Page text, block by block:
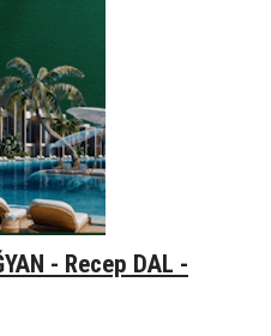
- Recep DAL -